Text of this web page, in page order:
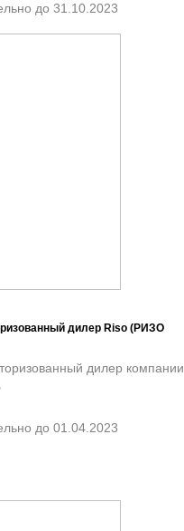
до 31.10.2023
дилер Riso (РИЗО
дилер компании
до 01.04.2023